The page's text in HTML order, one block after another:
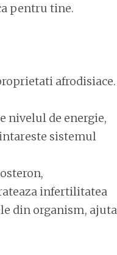
pentru tine.
afrodisiace.
nivelul de energie,
sistemul
infertilitatea
din organism, ajuta